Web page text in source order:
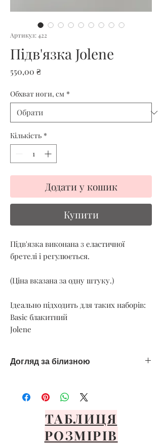
Артикул: 422
Підв'язка Jolene
550,00 ₴Ціна
Обхват ноги, см *
Кількість *
Додати у кошик
Купити
Підв'язка виконана з еластичної
бретелі і регулюється.
(Ціна вказана за одну штуку.)
Ідеально підходить для таких наборів:
Basic блакитний
Jolene
Догляд за білизною
Уникайте спеки
Сушити тільки на повітрі
Уникайте прямих сонячних променів
Розкладіть або повісьте на передню
ТАБЛИЦЯ
РОЗМІРІВ